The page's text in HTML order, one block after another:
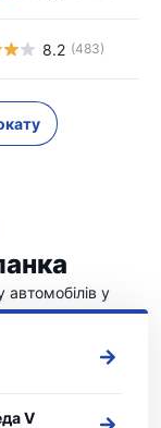
8.2 (483)
автомобілів у
V